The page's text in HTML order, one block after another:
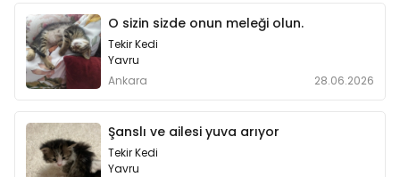
O sizin sizde onun meleği olun.
Tekir Kedi
Yavru
Ankara
28.06.2026
Şanslı ve ailesi yuva arıyor
Tekir Kedi
Yavru